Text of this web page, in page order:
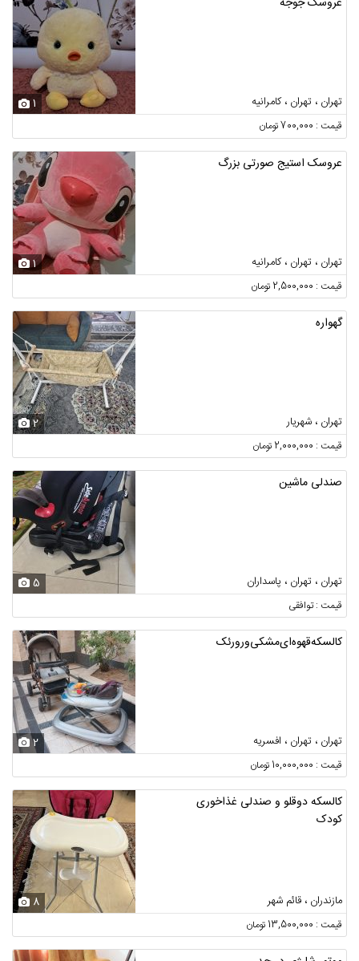
تهران ، تهران ، کامرانیه 1
قیمت : 700,000 تومان
عروسک استیج صورتی بزرگ
تهران ، تهران ، کامرانیه 1
قیمت : 2,500,000 تومان
گهواره
تهران ، شهریار 2
قیمت : 2,000,000 تومان
صندلی ماشین
تهران ، تهران ، پاسداران 5
قیمت : توافقی
کالسکه‌قهوه‌ای‌مشکی‌ورورئک
تهران ، تهران ، افسریه 2
قیمت : 10,000,000 تومان
کالسکه دوقلو و صندلی غذاخوری
کودک
مازندران ، قائم شهر 8
قیمت : 13,500,000 تومان